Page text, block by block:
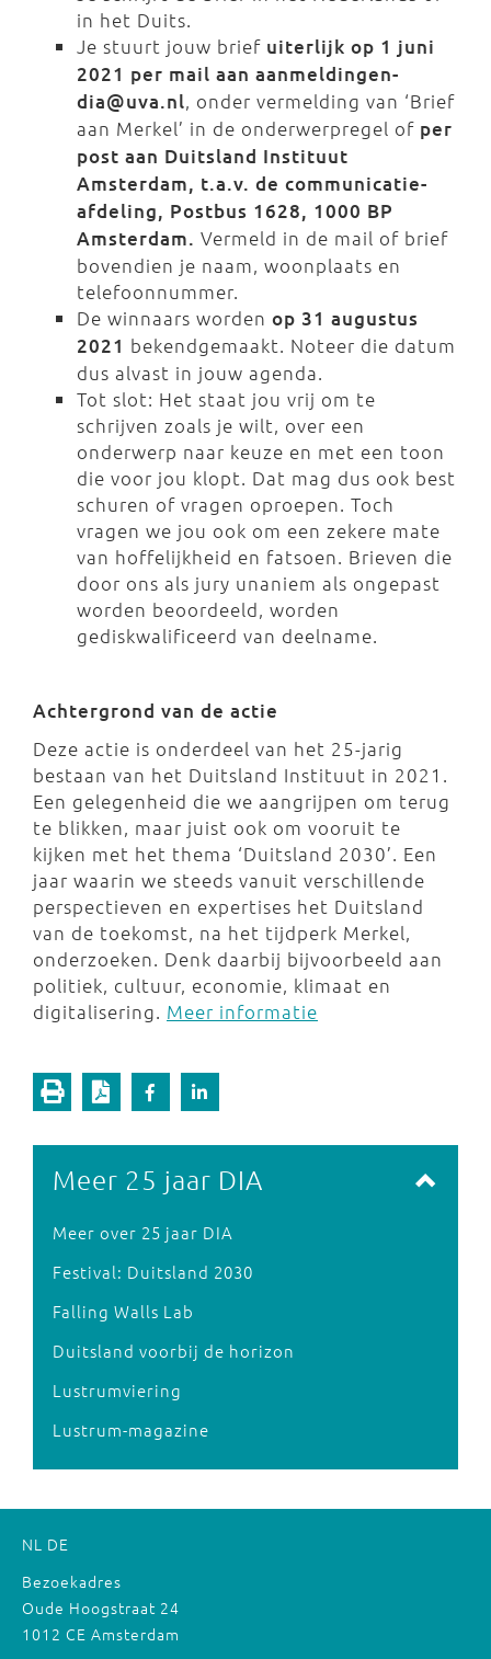
in het Duits.
Je stuurt jouw brief uiterlijk op 1 juni
2021 per mail aan aanmeldingen-
dia@uva.nl, onder vermelding van ‘Brief
aan Merkel’ in de onderwerpregel of per
post aan Duitsland Instituut
Amsterdam, t.a.v. de communicatie-
afdeling, Postbus 1628, 1000 BP
Amsterdam. Vermeld in de mail of brief
bovendien je naam, woonplaats en
telefoonnummer.
De winnaars worden op 31 augustus
2021 bekendgemaakt. Noteer die datum
dus alvast in jouw agenda.
Tot slot: Het staat jou vrij om te
schrijven zoals je wilt, over een
onderwerp naar keuze en met een toon
die voor jou klopt. Dat mag dus ook best
schuren of vragen oproepen. Toch
vragen we jou ook om een zekere mate
van hoffelijkheid en fatsoen. Brieven die
door ons als jury unaniem als ongepast
worden beoordeeld, worden
gediskwalificeerd van deelname.
Achtergrond van de actie
Deze actie is onderdeel van het 25-jarig
bestaan van het Duitsland Instituut in 2021.
Een gelegenheid die we aangrijpen om terug
te blikken, maar juist ook om vooruit te
kijken met het thema ‘Duitsland 2030’. Een
jaar waarin we steeds vanuit verschillende
perspectieven en expertises het Duitsland
van de toekomst, na het tijdperk Merkel,
onderzoeken. Denk daarbij bijvoorbeeld aan
politiek, cultuur, economie, klimaat en
digitalisering. Meer informatie
Meer 25 jaar DIA
Meer over 25 jaar DIA
Festival: Duitsland 2030
Falling Walls Lab
Duitsland voorbij de horizon
Lustrumviering
Lustrum-magazine
NL DE
Bezoekadres
Oude Hoogstraat 24
1012 CE Amsterdam